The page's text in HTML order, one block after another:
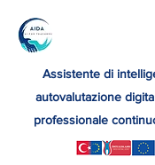
Assistente di
autovalutazione
professionale